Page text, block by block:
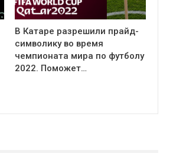
В Катаре разрешили прайд-
символику во время
чемпионата мира по футболу
2022. Поможет…